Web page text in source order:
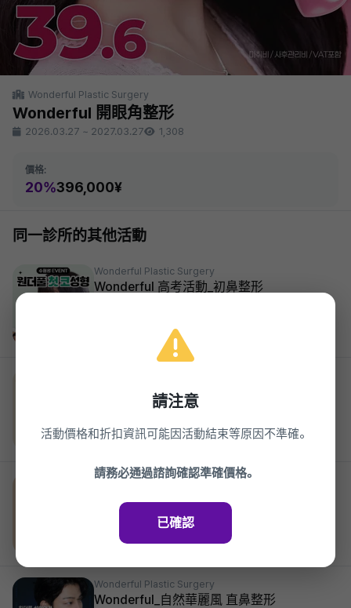
Wonderful Plastic Surgery
Wonderful 開眼角整形
2026.03.27 ~ 2027.03.27 1,308
價格:
20%396,000¥
同一診所的其他活動
Wonderful Plastic Surgery
Wonderful 高考活動_初鼻整形
Wonderful_非切開眼型矯正
847,000¥
2026.03.27 ~ 2027.03.27
Wonderful Plastic Surgery
14% 1,705,000¥
2026.03.27 ~ 2027.03.27
Wonderful Plastic Surgery
Wonderful_自然華麗風 直鼻整形
請注意
活動價格和折扣資訊可能因活動結束等原因不準確。
請務必通過諮詢確認準確價格。
已確認